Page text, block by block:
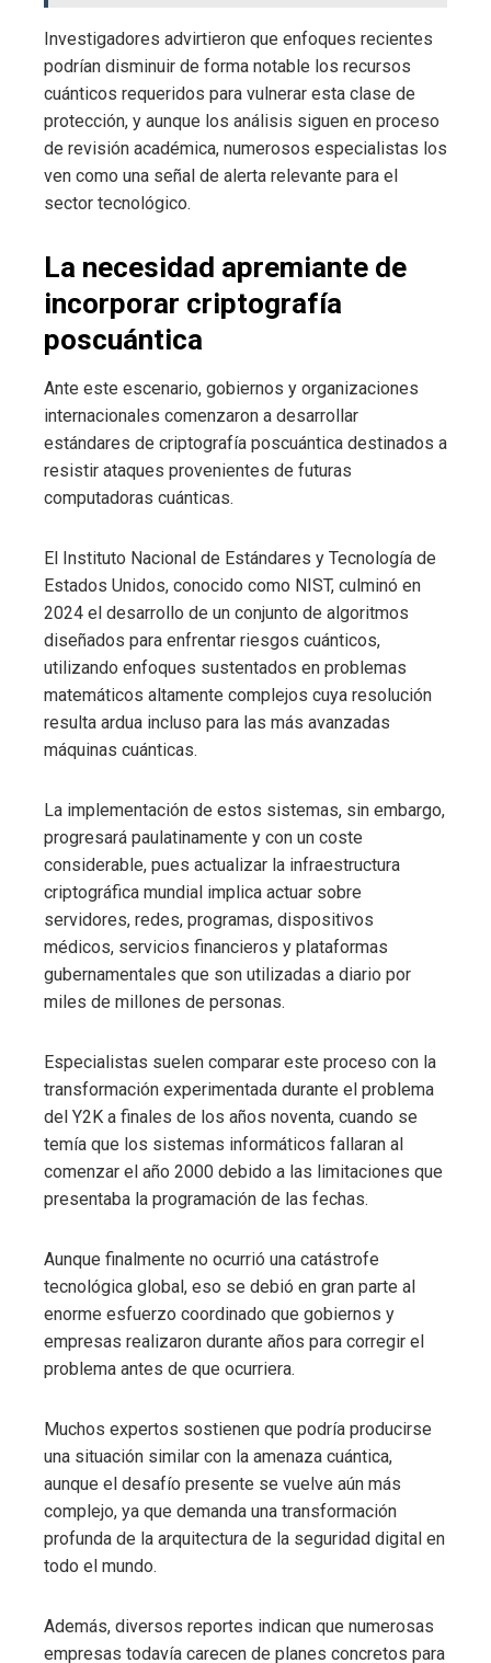
Investigadores advirtieron que enfoques recientes
podrían disminuir de forma notable los recursos
cuánticos requeridos para vulnerar esta clase de
protección, y aunque los análisis siguen en proceso
de revisión académica, numerosos especialistas los
ven como una señal de alerta relevante para el
sector tecnológico.
La necesidad apremiante de
incorporar criptografía
poscuántica
Ante este escenario, gobiernos y organizaciones
internacionales comenzaron a desarrollar
estándares de criptografía poscuántica destinados a
resistir ataques provenientes de futuras
computadoras cuánticas.
El Instituto Nacional de Estándares y Tecnología de
Estados Unidos, conocido como NIST, culminó en
2024 el desarrollo de un conjunto de algoritmos
diseñados para enfrentar riesgos cuánticos,
utilizando enfoques sustentados en problemas
matemáticos altamente complejos cuya resolución
resulta ardua incluso para las más avanzadas
máquinas cuánticas.
La implementación de estos sistemas, sin embargo,
progresará paulatinamente y con un coste
considerable, pues actualizar la infraestructura
criptográfica mundial implica actuar sobre
servidores, redes, programas, dispositivos
médicos, servicios financieros y plataformas
gubernamentales que son utilizadas a diario por
miles de millones de personas.
Especialistas suelen comparar este proceso con la
transformación experimentada durante el problema
del Y2K a finales de los años noventa, cuando se
temía que los sistemas informáticos fallaran al
comenzar el año 2000 debido a las limitaciones que
presentaba la programación de las fechas.
Aunque finalmente no ocurrió una catástrofe
tecnológica global, eso se debió en gran parte al
enorme esfuerzo coordinado que gobiernos y
empresas realizaron durante años para corregir el
problema antes de que ocurriera.
Muchos expertos sostienen que podría producirse
una situación similar con la amenaza cuántica,
aunque el desafío presente se vuelve aún más
complejo, ya que demanda una transformación
profunda de la arquitectura de la seguridad digital en
todo el mundo.
Además, diversos reportes indican que numerosas
empresas todavía carecen de planes concretos para